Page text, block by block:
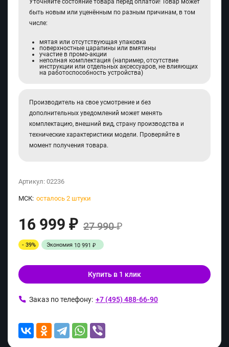
Уточняйте состояние товара перед оплатой! Товар может
быть новым или уценённым по разным причинам, в том
числе:
мятая или отсутствующая упаковка
поверхностные царапины или вмятины
участие в промо-акции
неполная комплектация (например, отсутствие
инструкции или отдельных аксессуаров, не влияющих
на работоспособность устройства)
Производитель на свое усмотрение и без
дополнительных уведомлений может менять
комплектацию, внешний вид, страну производства и
технические характеристики модели. Проверяйте в
момент получения товара.
Артикул: 02236
МСК: осталось 2 штуки
16 999 ₽ 27 990₽
- 39% Экономия 10 991 ₽
Купить в 1 клик
Заказ по телефону: +7 (495) 488-66-90